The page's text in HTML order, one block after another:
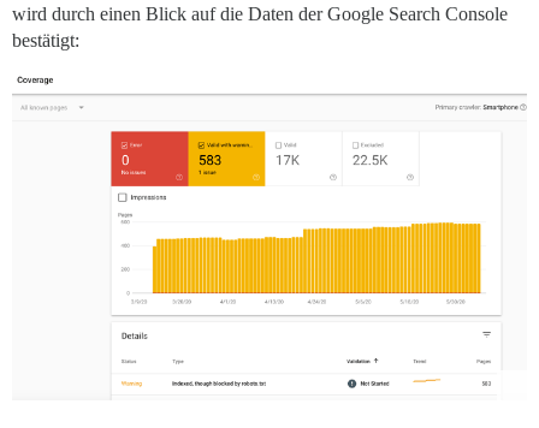
wird durch einen Blick auf die Daten der Google Search Console
bestätigt: